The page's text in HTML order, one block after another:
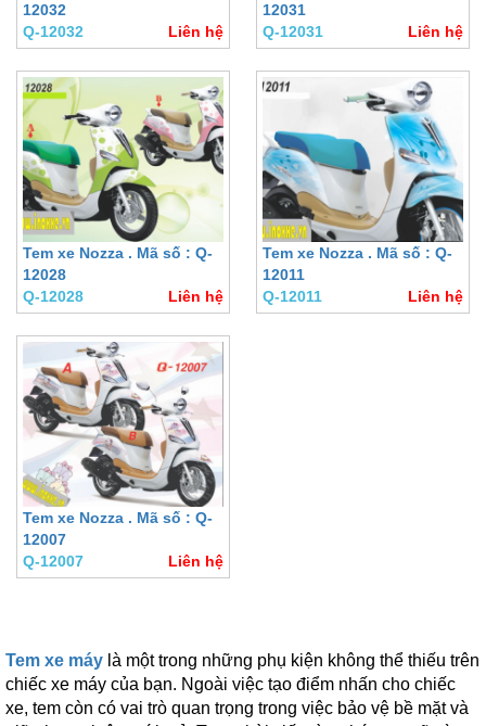
12032
Q-12032
Liên hệ
12031
Q-12031
Liên hệ
Tem xe Nozza . Mã số : Q-
12028
Q-12028
Liên hệ
Tem xe Nozza . Mã số : Q-
12011
Q-12011
Liên hệ
Tem xe Nozza . Mã số : Q-
12007
Q-12007
Liên hệ
Tem xe máy là một trong những phụ kiện không thể thiếu trên
chiếc xe máy của bạn. Ngoài việc tạo điểm nhấn cho chiếc
xe, tem còn có vai trò quan trọng trong việc bảo vệ bề mặt và